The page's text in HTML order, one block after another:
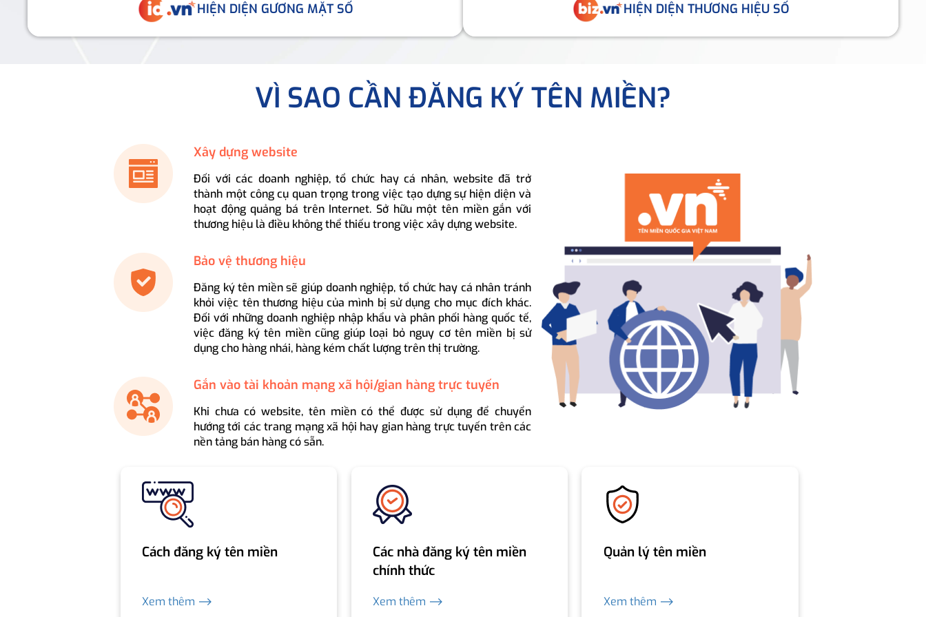
HIỆN DIỆN GƯƠNG MẶT SỐ HIỆN DIỆN THƯƠNG HIỆU SỐ
VÌ SAO CẦN ĐĂNG KÝ TÊN MIỀN?
Xây dựng website
Đối với các doanh nghiệp, tổ chức hay cá nhân, website đã trở
thành một công cụ quan trọng trong việc tạo dựng sự hiện diện và
hoạt động quảng bá trên Internet. Sở hữu một tên miền gắn với
thương hiệu là điều không thể thiếu trong việc xây dựng website.
Bảo vệ thương hiệu
Đăng ký tên miền sẽ giúp doanh nghiệp, tổ chức hay cá nhân tránh
khỏi việc tên thương hiệu của mình bị sử dụng cho mục đích khác.
Đối với những doanh nghiệp nhập khẩu và phân phối hàng quốc tế,
việc đăng ký tên miền cũng giúp loại bỏ nguy cơ tên miền bị sử
dụng cho hàng nhái, hàng kém chất lượng trên thị trường.
Gắn vào tài khoản mạng xã hội/gian hàng trực tuyến
Khi chưa có website, tên miền có thể được sử dụng để chuyển
hướng tới các trang mạng xã hội hay gian hàng trực tuyến trên các
nền tảng bán hàng có sẵn.
Cách đăng ký tên miền
Xem thêm ⟶
Các nhà đăng ký tên miền
chính thức
Xem thêm ⟶
Quản lý tên miền
Xem thêm ⟶